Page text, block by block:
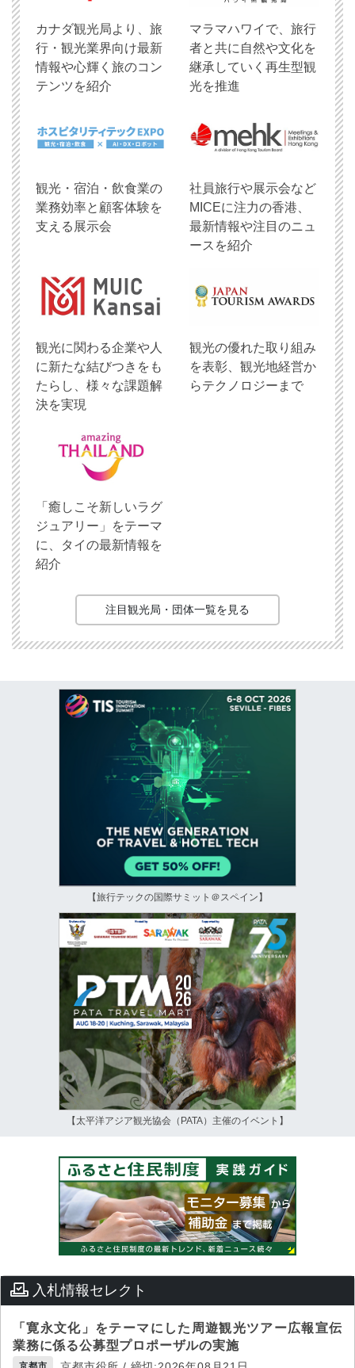
​カナダ観光局より、旅
行・観光業界向け最新
情報や心輝く旅のコン
テンツを紹介
マラマハワイで、旅行
者と共に自然や文化を
継承していく再生型観
光を推進
観光・宿泊・飲食業の
業務効率と顧客体験を
支える展示会
社員旅行や展示会など
MICEに注力の香港、
最新情報や注目のニュ
ースを紹介
観光に関わる企業や人
に新たな結びつきをも
たらし、様々な課題解
決を実現
観光の優れた取り組み
を表彰、観光地経営か
らテクノロジーまで
「癒しこそ新しいラグ
ジュアリー」をテーマ
に、タイの最新情報を
紹介
注目観光局・団体一覧を見る
【旅行テックの国際サミット＠スペイン】
【太平洋アジア観光協会（PATA）主催のイベント】
入札情報セレクト
「寛永文化」をテーマにした周遊観光ツアー広報宣伝
業務に係る公募型プロポーザルの実施
京都市